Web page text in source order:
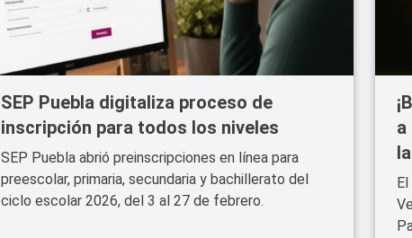
SEP Puebla digitaliza proceso de
inscripción para todos los niveles
SEP Puebla abrió preinscripciones en línea para
preescolar, primaria, secundaria y bachillerato del
ciclo escolar 2026, del 3 al 27 de febrero.
a